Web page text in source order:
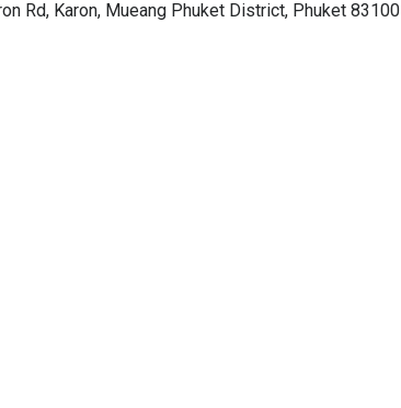
Rd, Karon, Mueang Phuket District, Phuket 83100